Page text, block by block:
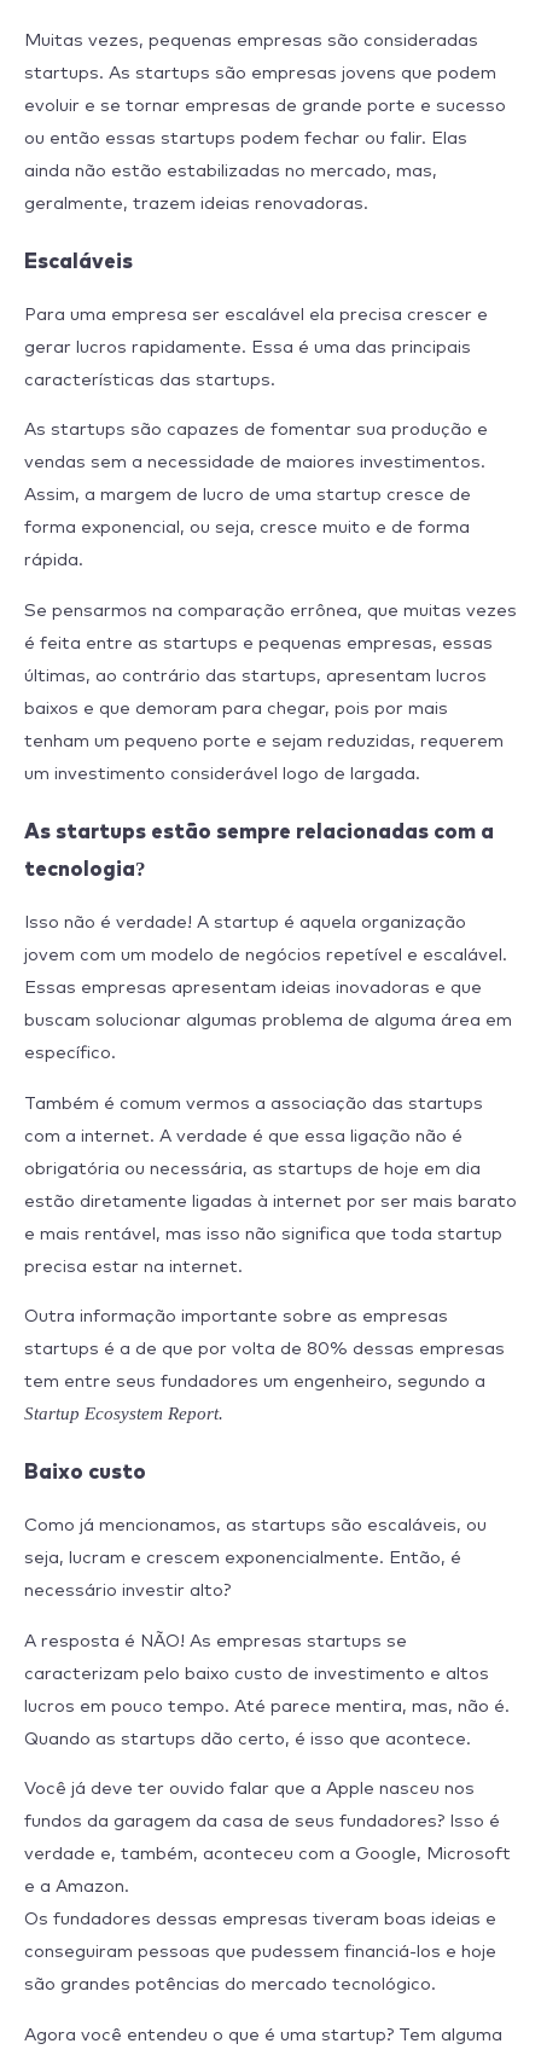
Muitas vezes, pequenas empresas são consideradas
startups. As startups são empresas jovens que podem
evoluir e se tornar empresas de grande porte e sucesso
ou então essas startups podem fechar ou falir. Elas
ainda não estão estabilizadas no mercado, mas,
geralmente, trazem ideias renovadoras.
Escaláveis
Para uma empresa ser escalável ela precisa crescer e
gerar lucros rapidamente. Essa é uma das principais
características das startups.
As startups são capazes de fomentar sua produção e
vendas sem a necessidade de maiores investimentos.
Assim, a margem de lucro de uma startup cresce de
forma exponencial, ou seja, cresce muito e de forma
rápida.
Se pensarmos na comparação errônea, que muitas vezes
é feita entre as startups e pequenas empresas, essas
últimas, ao contrário das startups, apresentam lucros
baixos e que demoram para chegar, pois por mais
tenham um pequeno porte e sejam reduzidas, requerem
um investimento considerável logo de largada.
As startups estão sempre relacionadas com a
tecnologia?
Isso não é verdade! A startup é aquela organização
jovem com um modelo de negócios repetível e escalável.
Essas empresas apresentam ideias inovadoras e que
buscam solucionar algumas problema de alguma área em
específico.
Também é comum vermos a associação das startups
com a internet. A verdade é que essa ligação não é
obrigatória ou necessária, as startups de hoje em dia
estão diretamente ligadas à internet por ser mais barato
e mais rentável, mas isso não significa que toda startup
precisa estar na internet.
Outra informação importante sobre as empresas
startups é a de que por volta de 80% dessas empresas
tem entre seus fundadores um engenheiro, segundo a
Startup Ecosystem Report.
Baixo custo
Como já mencionamos, as startups são escaláveis, ou
seja, lucram e crescem exponencialmente. Então, é
necessário investir alto?
A resposta é NÃO! As empresas startups se
caracterizam pelo baixo custo de investimento e altos
lucros em pouco tempo. Até parece mentira, mas, não é.
Quando as startups dão certo, é isso que acontece.
Você já deve ter ouvido falar que a Apple nasceu nos
fundos da garagem da casa de seus fundadores? Isso é
verdade e, também, aconteceu com a Google, Microsoft
e a Amazon.
Os fundadores dessas empresas tiveram boas ideias e
conseguiram pessoas que pudessem financiá-los e hoje
são grandes potências do mercado tecnológico.
Agora você entendeu o que é uma startup? Tem alguma